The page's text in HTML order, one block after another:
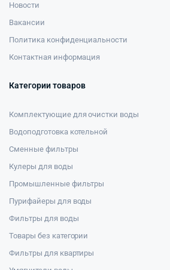
Новости
Вакансии
Политика конфиденциальности
Контактная информация
Категории товаров
Комплектующие для очистки воды
Водоподготовка котельной
Сменные фильтры
Кулеры для воды
Промышленные фильтры
Пурифайеры для воды
Фильтры для воды
Товары без категории
Фильтры для квартиры